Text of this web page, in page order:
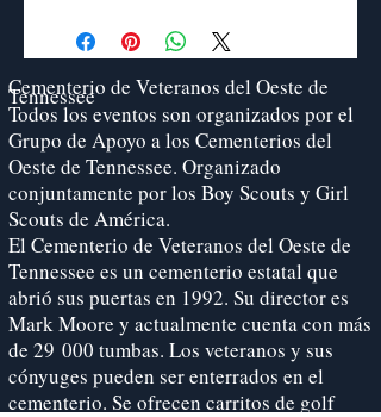
tallas, material, instrucciones de cuidado y
limpieza.
Cementerio de Veteranos del Oeste de
Tennessee
Todos los eventos son organizados por el
Grupo de Apoyo a los Cementerios del
Oeste de Tennessee. Organizado
conjuntamente por los Boy Scouts y Girl
Scouts de América.
El Cementerio de Veteranos del Oeste de
Tennessee es un cementerio estatal que
abrió sus puertas en 1992. Su director es
Mark Moore y actualmente cuenta con más
de 29 000 tumbas. Los veteranos y sus
cónyuges pueden ser enterrados en el
cementerio. Se ofrecen carritos de golf